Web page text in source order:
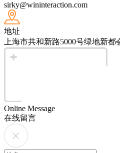
sirky@wininteraction.com
地址
上海市共和新路5000号绿地新都
Online Message
在线留言